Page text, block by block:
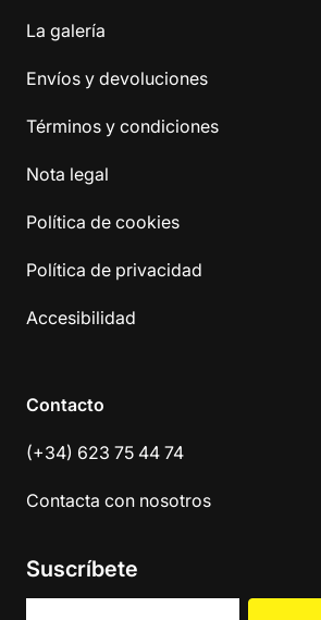
La galería
Envíos y devoluciones
Términos y condiciones
Nota legal
Política de cookies
Política de privacidad
Accesibilidad
Contacto
(+34) 623 75 44 74
Contacta con nosotros
Suscríbete